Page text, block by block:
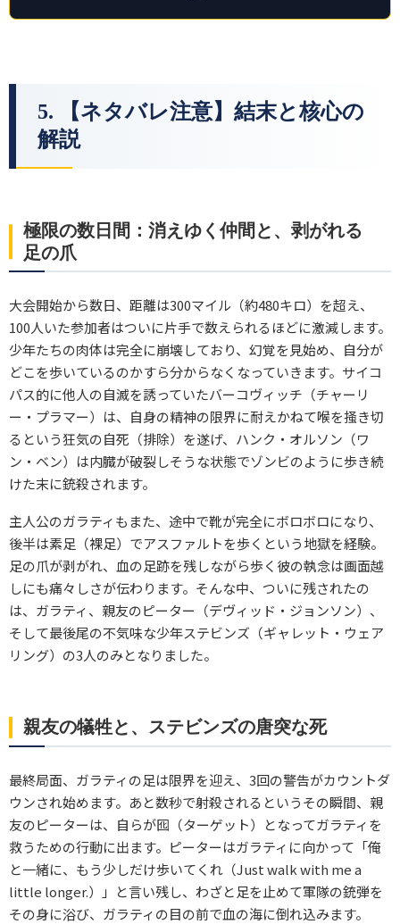
5. 【ネタバレ注意】結末と核心の
解説
極限の数日間：消えゆく仲間と、剥がれる
足の爪
大会開始から数日、距離は300マイル（約480キロ）を超え、
100人いた参加者はついに片手で数えられるほどに激減します。
少年たちの肉体は完全に崩壊しており、幻覚を見始め、自分が
どこを歩いているのかすら分からなくなっていきます。サイコ
パス的に他人の自滅を誘っていたバーコヴィッチ（チャーリ
ー・プラマー）は、自身の精神の限界に耐えかねて喉を掻き切
るという狂気の自死（排除）を遂げ、ハンク・オルソン（ワ
ン・ベン）は内臓が破裂しそうな状態でゾンビのように歩き続
けた末に銃殺されます。
主人公のガラティもまた、途中で靴が完全にボロボロになり、
後半は素足（裸足）でアスファルトを歩くという地獄を経験。
足の爪が剥がれ、血の足跡を残しながら歩く彼の執念は画面越
しにも痛々しさが伝わります。そんな中、ついに残されたの
は、ガラティ、親友のピーター（デヴィッド・ジョンソン）、
そして最後尾の不気味な少年ステビンズ（ギャレット・ウェア
リング）の3人のみとなりました。
親友の犠牲と、ステビンズの唐突な死
最終局面、ガラティの足は限界を迎え、3回の警告がカウントダ
ウンされ始めます。あと数秒で射殺されるというその瞬間、親
友のピーターは、自らが囮（ターゲット）となってガラティを
救うための行動に出ます。ピーターはガラティに向かって「俺
と一緒に、もう少しだけ歩いてくれ（Just walk with me a
little longer.）」と言い残し、わざと足を止めて軍隊の銃弾を
その身に浴び、ガラティの目の前で血の海に倒れ込みます。